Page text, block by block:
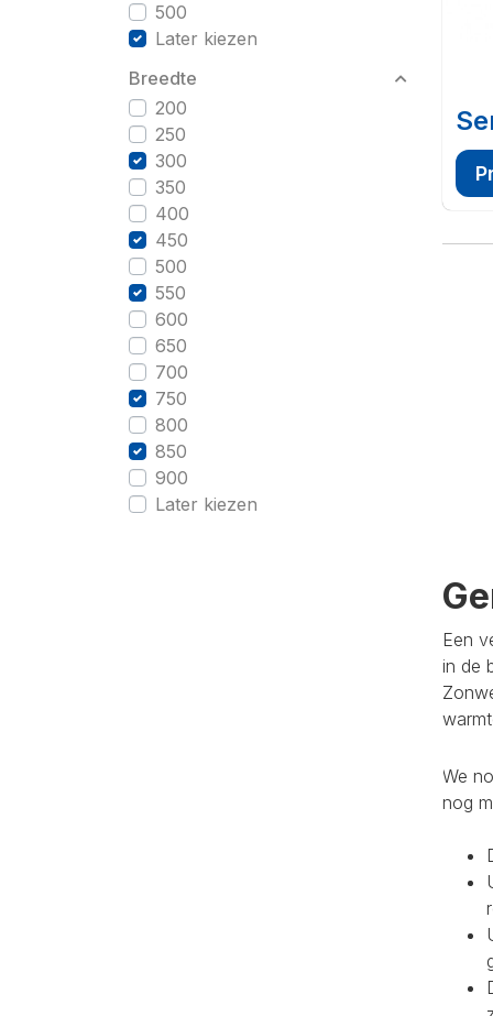
500
Later kiezen
Breedte
200
250
300
350
400
450
500
550
600
650
700
750
800
850
900
Later kiezen
Een
in de
We
nog